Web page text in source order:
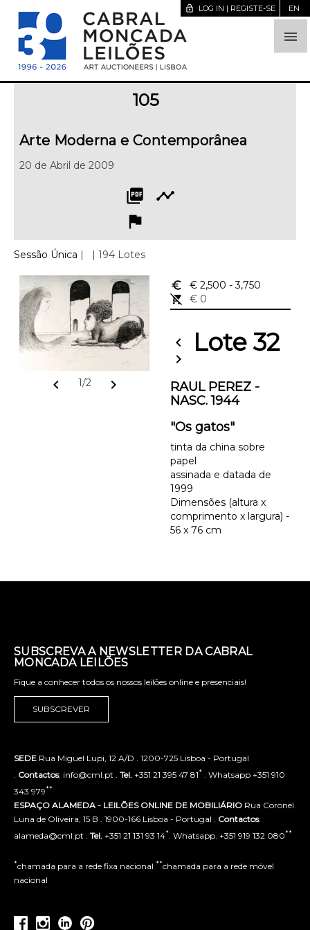

lock_open LOG IN | REGISTE-SE EN
105
Arte Moderna e Contemporânea
20 de Abril de 2009
picture_as_pdf
timeline
flag
Sessão Única | | 194 Lotes
chevron_left 1/2 chevron_right
euro_symbol € 2,500 - 3,750
remove_shopping_cart
€ 0
chevron_left Lote 32
chevron_right
RAUL PEREZ -
NASC. 1944
"Os gatos"
tinta da china sobre
papel
assinada e datada de
1999
Dimensões (altura x
comprimento x largura) -
56 x 76 cm
SUBSCREVA A NEWSLETTER DA CABRAL
MONCADA LEILÕES
Fique a conhecer todos os nossos leilões online e presenciais!
SUBSCREVER
SEDE Rua Miguel Lupi, 12 A/D . 1200-725 Lisboa - Portugal
Contactos: info@cml.pt . Tel. +351 21 395 47 81* . Whatsapp +351 910
343 979**
ESPAÇO ALAMEDA - LEILÕES ONLINE DE MOBILIÁRIO Rua Coronel
Luna de Oliveira, 15 B . 1900-166 Lisboa - Portugal . Contactos:
alameda@cml.pt . Tel. +351 21 131 93 14* . Whatsapp. +351 919 132 080**
*chamada para a rede fixa nacional **chamada para a rede móvel
nacional